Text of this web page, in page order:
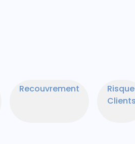
Recouvrement
Risque